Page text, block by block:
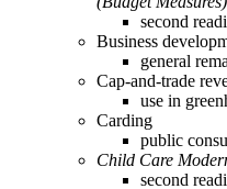
second
Business
general
Cap-and-trade
use in
Carding
public
Child Care
second